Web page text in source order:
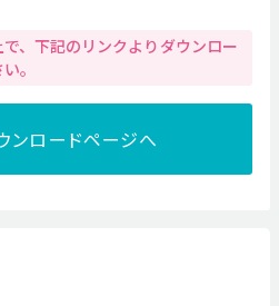
、下記のリンクよりダウンロー
。
ンロードページへ